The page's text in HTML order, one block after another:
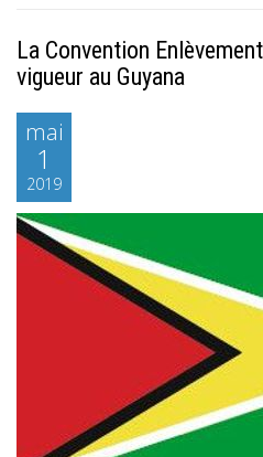
La Convention
vigueur au Guyana
mai
1
2019